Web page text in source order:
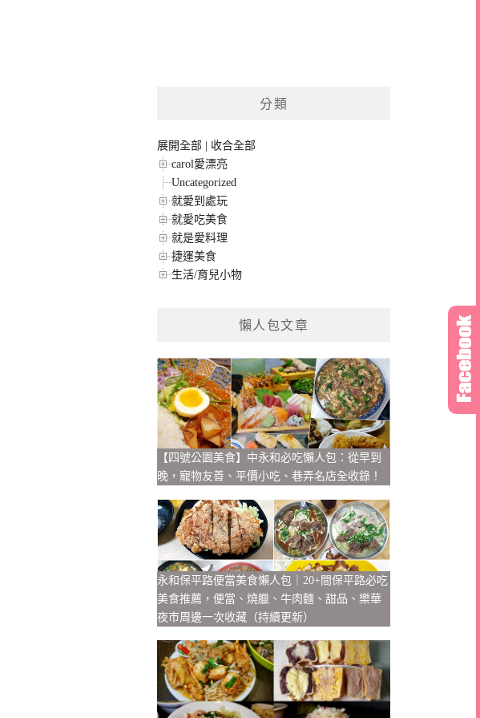
分類
展開全部 | 收合全部
carol愛漂亮
Uncategorized
就愛到處玩
就愛吃美食
就是愛料理
捷運美食
生活/育兒小物
懶人包文章
【四號公園美食】中永和必吃懶人包：從早到
晚，寵物友善、平價小吃、巷弄名店全收錄！
永和保平路便當美食懶人包｜20+間保平路必吃
美食推薦，便當、燒臘、牛肉麵、甜品、樂華
夜市周邊一次收藏（持續更新）